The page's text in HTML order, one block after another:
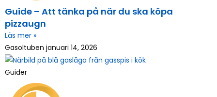
Guide – Att tänka på när du ska köpa
pizzaugn
Läs mer »
Gasoltuben januari 14, 2026
Guider